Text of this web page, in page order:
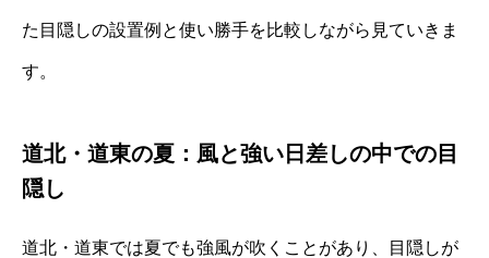
た目隠しの設置例と使い勝手を比較しながら見ていきま
す。
道北・道東の夏：風と強い日差しの中での目
隠し
道北・道東では夏でも強風が吹くことがあり、目隠しが